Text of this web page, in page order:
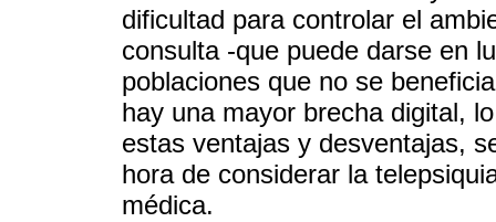
dificultad para controlar el
consulta -que puede darse en
poblaciones que no se
hay una mayor brecha digital,
estas ventajas y desventajas,
hora de considerar la
médica.